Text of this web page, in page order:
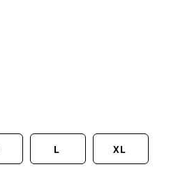
L XL